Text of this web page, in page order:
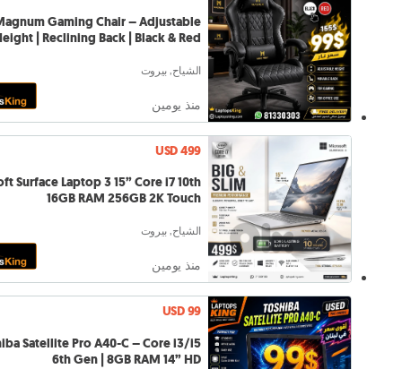
Gaming Chair – Adjustable
| Reclining Back | Black & Red
الشياح, بيروت
منذ يومين
USD 499
Surface Laptop 3 15” Core i7 10th
16GB RAM 256GB 2K Touch
الشياح, بيروت
منذ يومين
USD 99
Satellite Pro A40-C – Core i3/i5
6th Gen | 8GB RAM 14” HD